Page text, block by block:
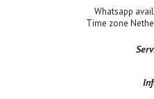
Whatsapp
Time zone